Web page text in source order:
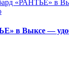
в Выксе —